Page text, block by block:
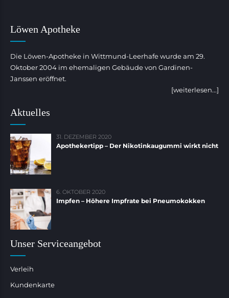
Löwen Apotheke
Die Löwen-Apotheke in Wittmund-Leerhafe wurde am 29.
Oktober 2004 im ehemaligen Gebäude von Gardinen-
Janssen eröffnet.
[weiterlesen...]
Aktuelles
31. DEZEMBER 2020
Apothekertipp – Der Nikotinkaugummi wirkt nicht
6. OKTOBER 2020
Impfen – Höhere Impfrate bei Pneumokokken
Unser Serviceangebot
Verleih
Kundenkarte